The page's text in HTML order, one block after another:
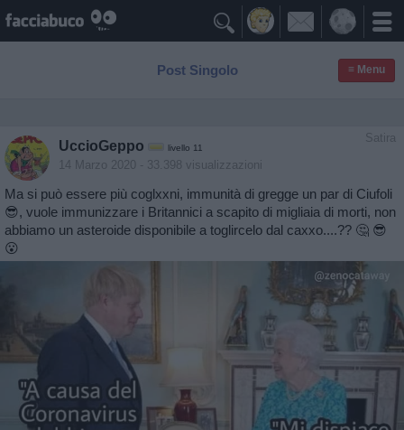

Post Singolo ≡ Menu
Satira
UccioGeppo livello 11
14 Marzo 2020 - 33.398 visualizzazioni
Ma si può essere più coglxxni, immunità di gregge un par di Ciufoli
😎, vuole immunizzare i Britannici a scapito di migliaia di morti, non
abbiamo un asteroide disponibile a toglircelo dal caxxo....?? 🤔 😎
😮